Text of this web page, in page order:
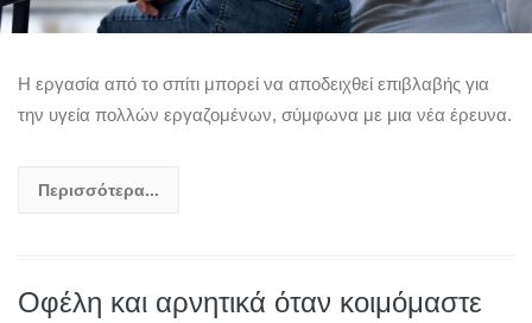
Η εργασία από το σπίτι μπορεί να αποδειχθεί επιβλαβής για
την υγεία πολλών εργαζομένων, σύμφωνα με μια νέα έρευνα.
Περισσότερα...
Οφέλη και αρνητικά όταν κοιμόμαστε